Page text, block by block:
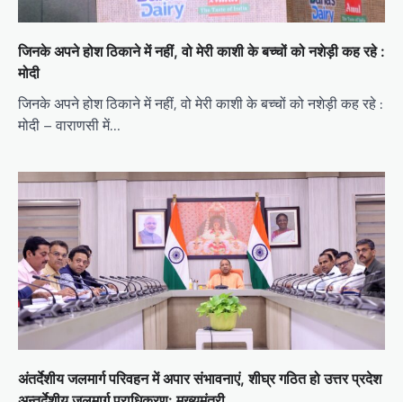
जिनके अपने होश ठिकाने में नहीं, वो मेरी काशी के बच्चों को नशेड़ी कह रहे :
मोदी
जिनके अपने होश ठिकाने में नहीं, वो मेरी काशी के बच्चों को नशेड़ी कह रहे :
मोदी – वाराणसी में…
अंतर्देशीय जलमार्ग परिवहन में अपार संभावनाएं, शीघ्र गठित हो उत्तर प्रदेश